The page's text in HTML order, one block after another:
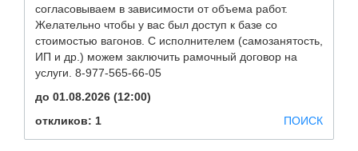
согласовываем в зависимости от объема работ.
Желательно чтобы у вас был доступ к базе со
стоимостью вагонов. С исполнителем (самозанятость,
ИП и др.) можем заключить рамочный договор на
услуги. 8-977-565-66-05
до 01.08.2026 (12:00)
откликов: 1
ПОИСК